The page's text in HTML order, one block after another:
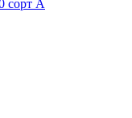
сорт А